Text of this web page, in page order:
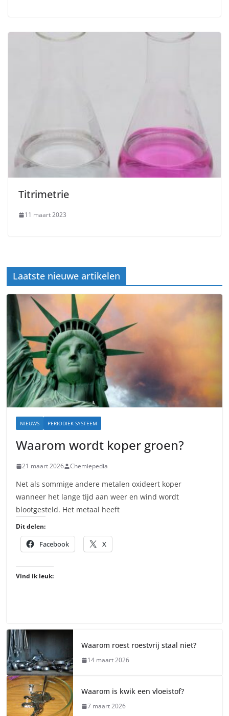
Titrimetrie
11 maart 2023
Laatste nieuwe artikelen
NIEUWS PERIODIEK SYSTEEM
Waarom wordt koper groen?
21 maart 2026 Chemiepedia
Net als sommige andere metalen oxideert koper
wanneer het lange tijd aan weer en wind wordt
blootgesteld. Het metaal heeft
Dit delen:
Facebook X
Vind ik leuk:
Waarom roest roestvrij staal niet?
14 maart 2026
Waarom is kwik een vloeistof?
7 maart 2026